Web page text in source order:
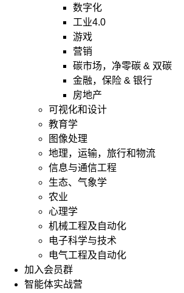
数字化
工业4.0
游戏
营销
碳市场，净零碳 & 双碳
金融，保险 & 银行
房地产
可视化和设计
教育学
图像处理
地理，运输，旅行和物流
信息与通信工程
生态、气象学
农业
心理学
机械工程及自动化
电子科学与技术
电气工程及自动化
加入会员群
智能体实战营